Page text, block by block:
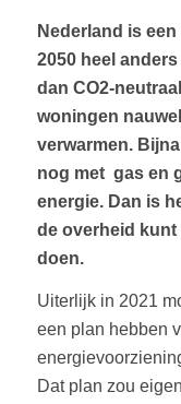
Nederland is
2050 heel
dan CO2-
woningen
verwarmen.
nog met gas en
energie. Dan is
de overheid kunt
doen.
Uiterlijk in 2021
een plan hebben
Dat plan zou